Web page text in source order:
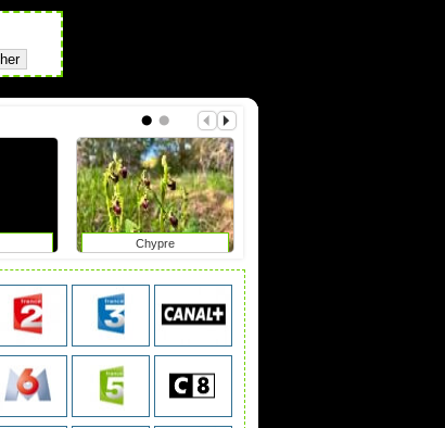
Chypre